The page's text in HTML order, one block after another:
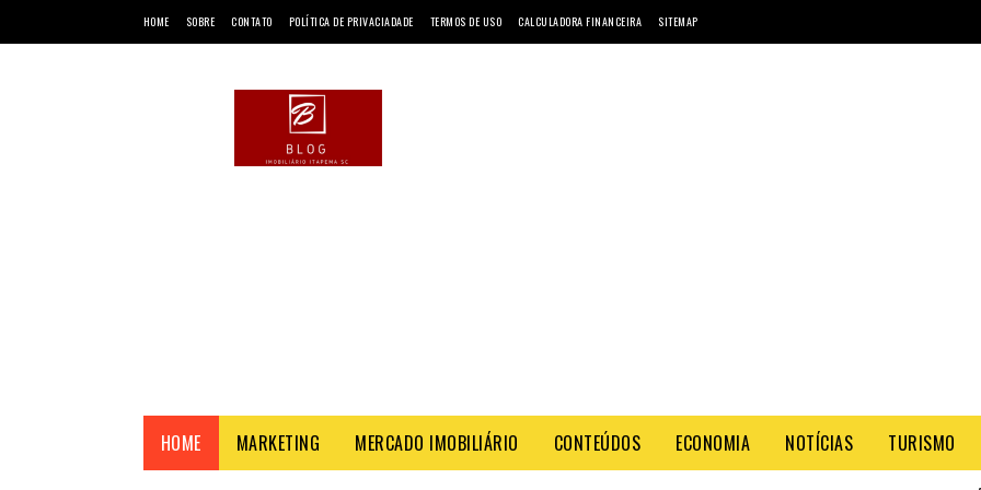
HOME SOBRE CONTATO POLÍTICA DE PRIVACIADADE TERMOS DE USO CALCULADORA FINANCEIRA SITEMAP
HOME MARKETING MERCADO IMOBILIÁRIO CONTEÚDOS ECONOMIA NOTÍCIAS TURISMO